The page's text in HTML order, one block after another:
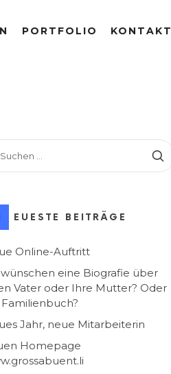
PORTFOLIO KONTAKT
NEUESTE BEITRÄGE
Online-Auftritt
wünschen eine Biografie über
Vater oder Ihre Mutter? Oder
Jahr, neue Mitarbeiterin
Homepage